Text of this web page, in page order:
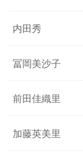
内田秀
冨岡美沙子
前田佳織里
加藤英美里